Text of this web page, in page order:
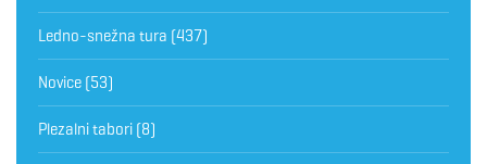
Ledno-snežna tura (437)
Novice (53)
Plezalni tabori (8)